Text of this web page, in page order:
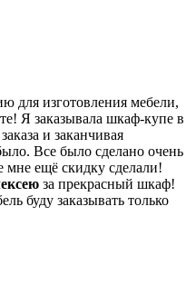
для изготовления мебели,
Я заказывала шкаф-купе в
и заканчивая
Все было сделано очень
мне ещё скидку сделали!
за прекрасный шкаф!
буду заказывать только